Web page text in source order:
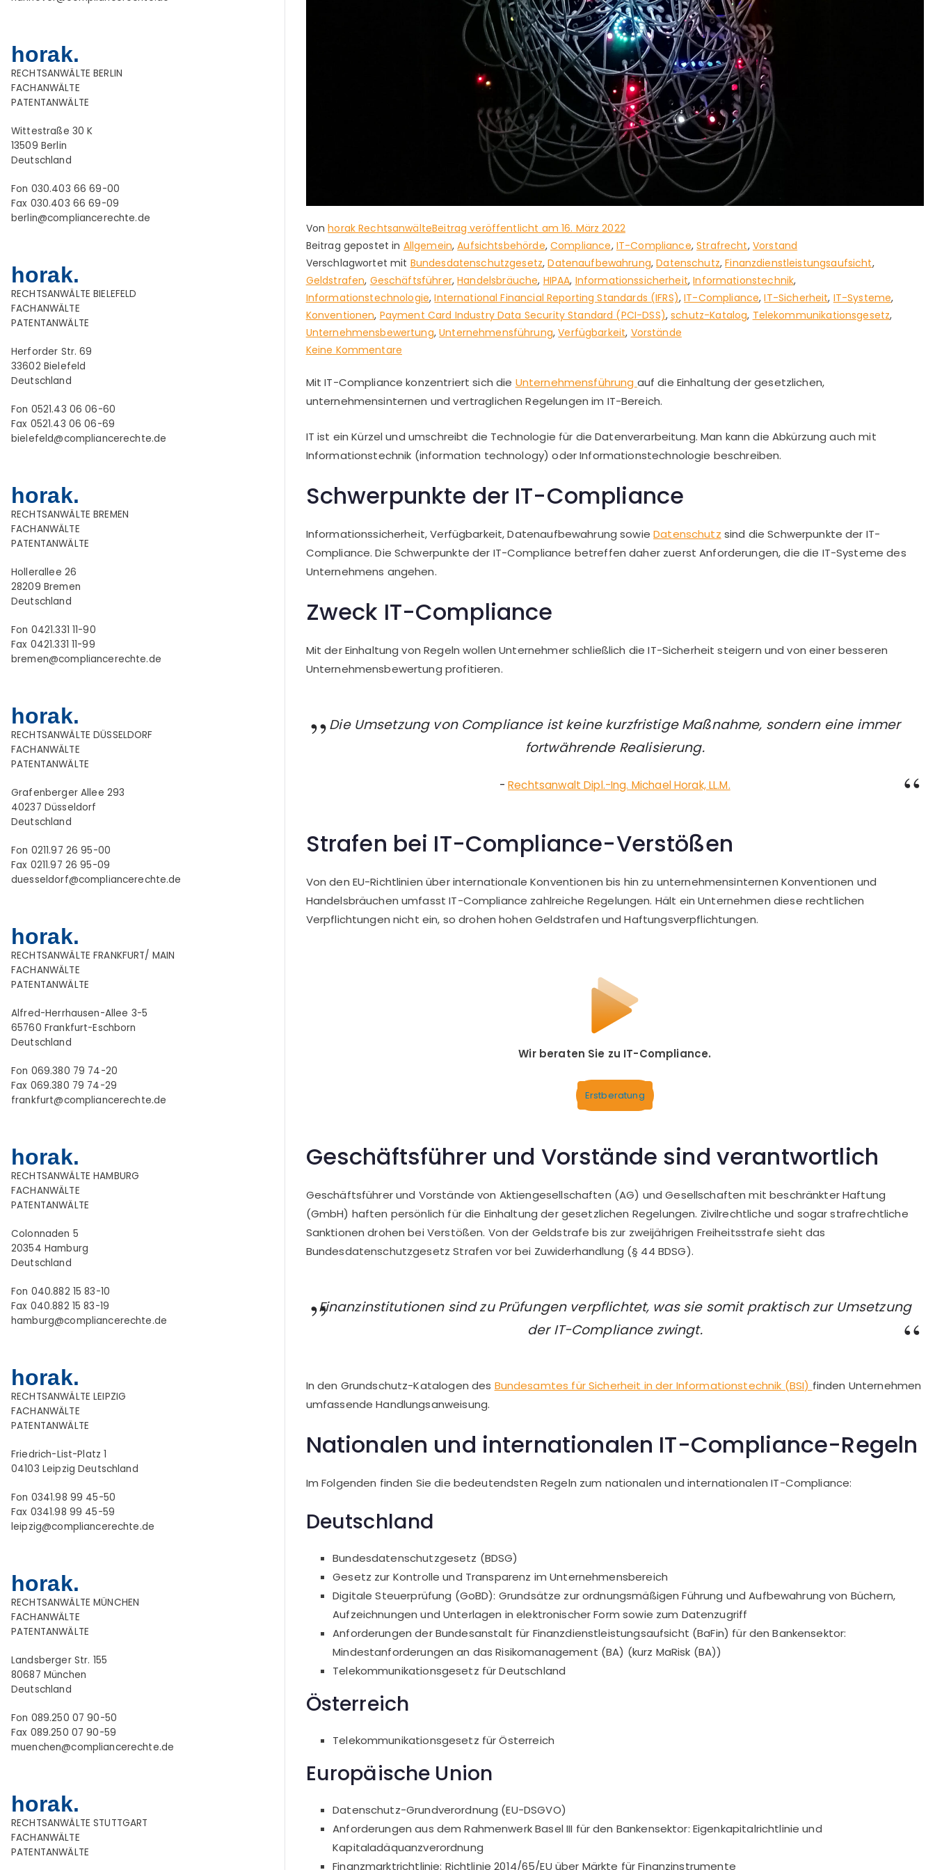
Vonhorak RechtsanwälteBeitrag veröffentlicht am 16. März 2022
Beitrag gepostet in Allgemein,Aufsichtsbehörde, Compliance, IT-Compliance,Strafrecht, Vorstand
Verschlagwortet mit Bundesdatenschutzgesetz,Datenaufbewahrung,Datenschutz,Finanzdienstleistungsaufsicht,
Geldstrafen, Geschäftsführer,Handelsbräuche, HIPAA, Informationssicherheit,Informationstechnik,
Informationstechnologie,International Financial Reporting Standards (IFRS),IT-Compliance,IT-Sicherheit, IT-Systeme,
Konventionen, Payment Card Industry Data Security Standard (PCI-DSS),schutz-Katalog, Telekommunikationsgesetz,
Unternehmensbewertung,Unternehmensführung,Verfügbarkeit, Vorstände
Keine Kommentare
Compliance
befolgen
Mit IT-Compliance konzentriert sich die Unternehmensführung auf die Einhaltung der gesetzlichen,
unternehmensinternen und vertraglichen Regelungen im IT-Bereich.
IT ist ein Kürzel und umschreibt die Technologie für die Datenverarbeitung. Man kann die Abkürzung auch mit
Informationstechnik (information technology) oder Informationstechnologie beschreiben.
Schwerpunkte der IT-Compliance
Informationssicherheit, Verfügbarkeit, Datenaufbewahrung sowieDatenschutz sind die Schwerpunkte der IT-
Compliance. Die Schwerpunkte der IT-Compliance betreffen daher zuerst Anforderungen, die die IT-Systeme des
Unternehmens angehen.
Zweck IT-Compliance
Mit der Einhaltung von Regeln wollen Unternehmer schließlich die IT-Sicherheit steigern und von einer besseren
Unternehmensbewertung profitieren.
Die Umsetzung von Compliance ist keine kurzfristige Maßnahme, sondern eine immer
fortwährende Realisierung.
Rechtsanwalt Dipl.-Ing. Michael Horak, LL.M.
Strafen bei IT-Compliance-Verstößen
Von den EU-Richtlinien über internationale Konventionen bis hin zu unternehmensinternen Konventionen und
Handelsbräuchen umfasst IT-Compliance zahlreiche Regelungen. Hält ein Unternehmen diese rechtlichen
Verpflichtungen nicht ein, so drohen hohen Geldstrafen und Haftungsverpflichtungen.
Wir beraten Sie zu IT-Compliance.
Erstberatung
Geschäftsführer und Vorstände sind verantwortlich
Geschäftsführer und Vorstände von Aktiengesellschaften (AG) und Gesellschaften mit beschränkter Haftung
(GmbH) haften persönlich für die Einhaltung der gesetzlichen Regelungen. Zivilrechtliche und sogar strafrechtliche
Sanktionen drohen bei Verstößen. Von der Geldstrafe bis zur zweijährigen Freiheitsstrafe sieht das
Bundesdatenschutzgesetz Strafen vor bei Zuwiderhandlung (§ 44 BDSG).
Finanzinstitutionen sind zu Prüfungen verpflichtet, was sie somit praktisch zur Umsetzung
der IT-Compliance zwingt.
In den Grundschutz-Katalogen des Bundesamtes für Sicherheit in der Informationstechnik (BSI) finden Unternehmen
umfassende Handlungsanweisung.
Nationalen und internationalen IT-Compliance-Regeln
Im Folgenden finden Sie die bedeutendsten Regeln zum nationalen und internationalen IT-Compliance:
Deutschland
Bundesdatenschutzgesetz (BDSG)
Gesetz zur Kontrolle und Transparenz im Unternehmensbereich
Digitale Steuerprüfung (GoBD): Grundsätze zur ordnungsmäßigen Führung und Aufbewahrung von Büchern,
Aufzeichnungen und Unterlagen in elektronischer Form sowie zum Datenzugriff
Anforderungen der Bundesanstalt für Finanzdienstleistungsaufsicht (BaFin) für den Bankensektor:
Mindestanforderungen an das Risikomanagement (BA) (kurz MaRisk (BA))
Telekommunikationsgesetz für Deutschland
Österreich
Telekommunikationsgesetz für Österreich
Europäische Union
Datenschutz-Grundverordnung (EU-DSGVO)
Anforderungen aus dem Rahmenwerk Basel III für den Bankensektor: Eigenkapitalrichtlinie und
Kapitaladäquanzverordnung
Finanzmarktrichtlinie: Richtlinie 2014/65/EU über Märkte für Finanzinstrumente
horak.
RECHTSANWÄLTE BERLIN
FACHANWÄLTE
PATENTANWÄLTE
Wittestraße 30 K
13509 Berlin
Deutschland
Fon 030.403 66 69-00
Fax 030.403 66 69-09
berlin@compliancerechte.de
horak.
RECHTSANWÄLTE BIELEFELD
FACHANWÄLTE
PATENTANWÄLTE
Herforder Str. 69
33602 Bielefeld
Deutschland
Fon 0521.43 06 06-60
Fax 0521.43 06 06-69
bielefeld@compliancerechte.de
horak.
RECHTSANWÄLTE BREMEN
FACHANWÄLTE
PATENTANWÄLTE
Hollerallee 26
28209 Bremen
Deutschland
Fon 0421.331 11-90
Fax 0421.331 11-99
bremen@compliancerechte.de
horak.
RECHTSANWÄLTE DÜSSELDORF
FACHANWÄLTE
PATENTANWÄLTE
Grafenberger Allee 293
40237 Düsseldorf
Deutschland
Fon 0211.97 26 95-00
Fax 0211.97 26 95-09
duesseldorf@compliancerechte.de
horak.
RECHTSANWÄLTE FRANKFURT/ MAIN
FACHANWÄLTE
PATENTANWÄLTE
Alfred-Herrhausen-Allee 3-5
65760 Frankfurt-Eschborn
Deutschland
Fon 069.380 79 74-20
Fax 069.380 79 74-29
frankfurt@compliancerechte.de
horak.
RECHTSANWÄLTE HAMBURG
FACHANWÄLTE
PATENTANWÄLTE
Colonnaden 5
20354 Hamburg
Deutschland
Fon 040.882 15 83-10
Fax 040.882 15 83-19
hamburg@compliancerechte.de
horak.
RECHTSANWÄLTE LEIPZIG
FACHANWÄLTE
PATENTANWÄLTE
Friedrich-List-Platz 1
04103 Leipzig Deutschland
Fon 0341.98 99 45-50
Fax 0341.98 99 45-59
leipzig@compliancerechte.de
horak.
RECHTSANWÄLTE MÜNCHEN
FACHANWÄLTE
PATENTANWÄLTE
Landsberger Str. 155
80687 München
Deutschland
Fon 089.250 07 90-50
Fax 089.250 07 90-59
muenchen@compliancerechte.de
horak.
RECHTSANWÄLTE STUTTGART
FACHANWÄLTE
PATENTANWÄLTE